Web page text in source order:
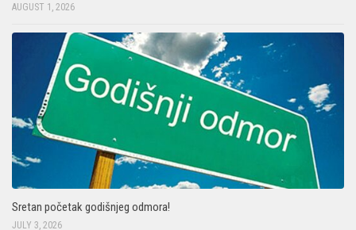
AUGUST 1, 2026
Sretan početak godišnjeg odmora!
JULY 3, 2026